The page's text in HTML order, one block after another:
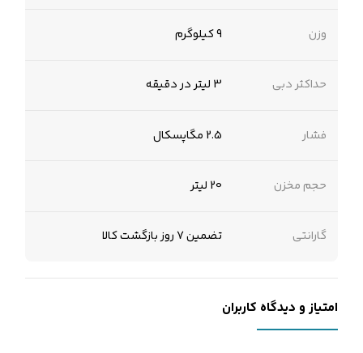
وزن 9 کیلوگرم
حداکثر دبی 3 لیتر در دقیقه
فشار 2.5 مگاپسکال
حجم مخزن 20 لیتر
گارانتی تضمین 7 روز بازگشت کالا
امتیاز و دیدگاه کاربران